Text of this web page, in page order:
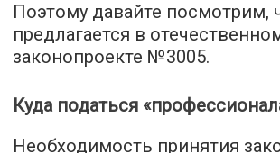
Поэтому давайте посмотрим,
предлагается в
законопроекте №3005.
Куда податься
Необходимость принятия